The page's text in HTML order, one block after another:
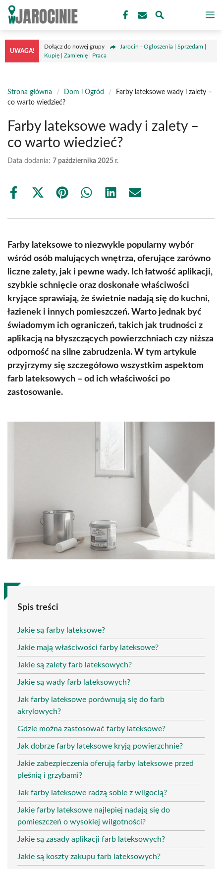
Przejdź
treści
UWAGA!
Dołącz do nowej grupy
Jarocin - Ogłoszenia | Sprzedam |
Kupię | Zamienię | Praca
Strona główna / Dom i Ogród /
Farby lateksowe wady i zalety –
co warto wiedzieć?
Farby lateksowe wady i zalety –
co warto wiedzieć?
Data dodania: 7 października 2025 r.
Share
Share
(Twitter)
Share Share Share Share
Farby lateksowe to niezwykle popularny wybór
wśród osób malujących wnętrza, oferujące zarówno
liczne zalety, jak i pewne wady. Ich łatwość aplikacji,
szybkie schnięcie oraz doskonałe właściwości
kryjące sprawiają, że świetnie nadają się do kuchni,
łazienek i innych pomieszczeń. Warto jednak być
świadomym ich ograniczeń, takich jak trudności z
aplikacją na błyszczących powierzchniach czy niższa
odporność na silne zabrudzenia. W tym artykule
przyjrzymy się szczegółowo wszystkim aspektom
farb lateksowych – od ich właściwości po
zastosowanie.
Spis treści
Jakie są farby lateksowe?
Jakie mają właściwości farby lateksowe?
Jakie są zalety farb lateksowych?
Jakie są wady farb lateksowych?
Jak farby lateksowe porównują się do farb
akrylowych?
Gdzie można zastosować farby lateksowe?
Jak dobrze farby lateksowe kryją powierzchnie?
Jakie zabezpieczenia oferują farby lateksowe przed
pleśnią i grzybami?
Jak farby lateksowe radzą sobie z wilgocią?
Jakie farby lateksowe najlepiej nadają się do
pomieszczeń o wysokiej wilgotności?
Jakie są zasady aplikacji farb lateksowych?
Jakie są koszty zakupu farb lateksowych?